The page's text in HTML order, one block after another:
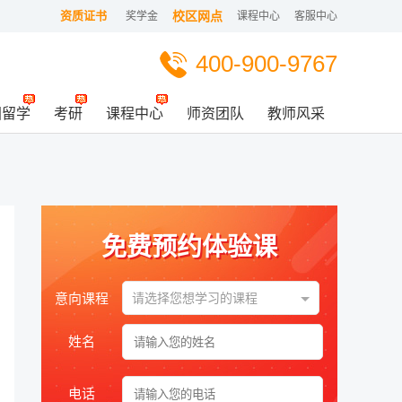
客服中心
课程中心
校区网点
奖学金
资质证书
400-900-9767
学 考研 课程中心 师资团队 教师风采
免费预约体验课
意向课程 请选择您想学习的课程
姓名
电话